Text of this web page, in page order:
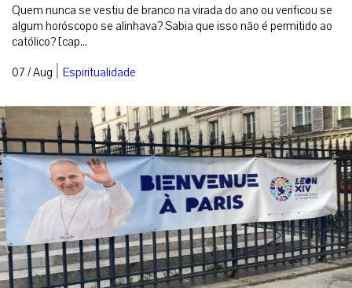
Quem nunca se vestiu de branco na virada do ano ou verificou se
algum horóscopo se alinhava? Sabia que isso não é permitido ao
católico? [cap...
07 / Aug | Espiritualidade